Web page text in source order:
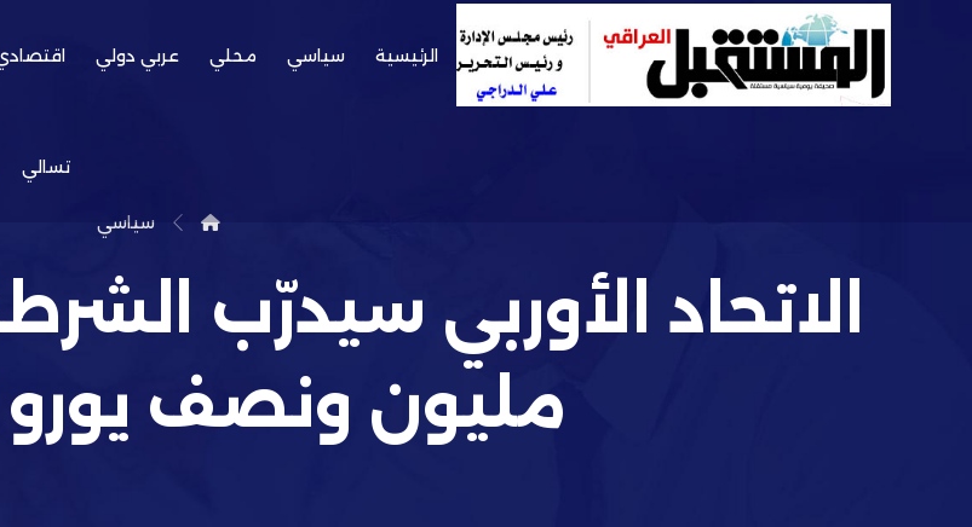
الرئيسية سياسي محلي عربي دولي
تسالي
سياسي
الاتحاد الأوربي سيدرّب
مليون ونصف يورو